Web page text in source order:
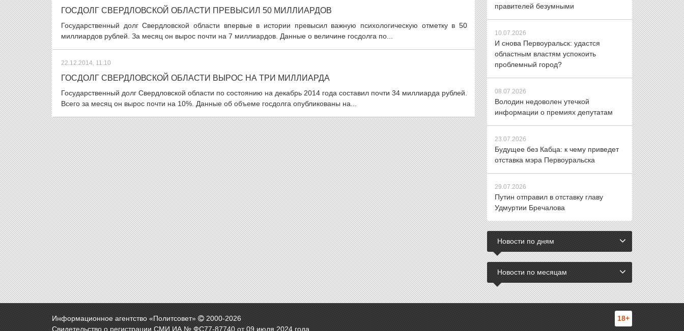
ГОСДОЛГ СВЕРДЛОВСКОЙ ОБЛАСТИ ПРЕВЫСИЛ 50 МИЛЛИАРДОВ
Государственный долг Свердловской области впервые в истории превысил важную психологическую отметку в 50
миллиардов рублей. За месяц он вырос почти на 7 миллиардов. Данные о величине гоcдолга по...
22.12.2014, 11:10
ГОСДОЛГ СВЕРДЛОВСКОЙ ОБЛАСТИ ВЫРОС НА ТРИ МИЛЛИАРДА
Государственный долг Свердловской области по состоянию на декабрь 2014 года составил почти 34 миллиарда рублей.
Всего за месяц он вырос почти на 10%. Данные об объеме госдолга опубликованы на...
правителей безумными
10.07.2026
И снова Первоуральск: удастся
областным властям успокоить
проблемный город?
08.07.2026
Володин недоволен утечкой
информации о премиях депутатам
23.07.2026
Будущее без Кабца: к чему приведет
отставка мэра Первоуральска
29.07.2026
Путин отправил в отставку главу
Удмуртии Бречалова
Новости по дням
Новости по месяцам
Информационное агентство «Политсовет» 2000-2026
Свидетельство о регистрации СМИ ИА № ФС77-87740 от 09 июля 2024 года.
18+